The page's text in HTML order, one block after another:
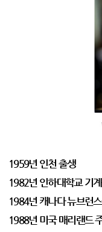
1959년 인천 출생
1982년 인하대학교 기
1984년 캐나다 뉴브런
1988년 미국 매리랜드